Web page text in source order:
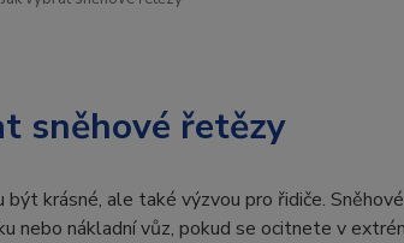
sněhové řetězy
být krásné, ale také výzvou pro řidiče.
nebo nákladní vůz, pokud se ocitnete v